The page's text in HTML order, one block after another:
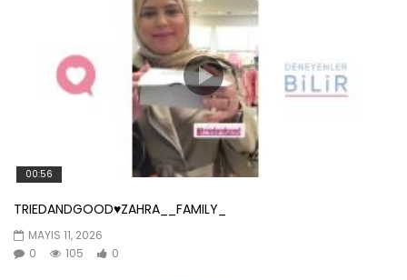
00:56
TRIEDANDGOOD♥️ZAHRA__FAMILY_
MAYIS 11, 2026
0
105 0